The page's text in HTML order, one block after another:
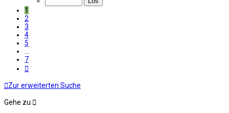
7
1
2
3
4
5
7
Zur erweiterten Suche
Gehe zu